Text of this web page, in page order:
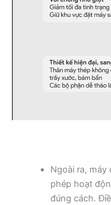
Ngoài ra,
phép hoạt
đúng cách.